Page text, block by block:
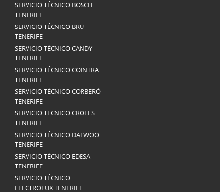
SERVICIO TÉCNICO BOSCH
TENERIFE
SERVICIO TÉCNICO BRU
TENERIFE
SERVICIO TÉCNICO CANDY
TENERIFE
SERVICIO TÉCNICO COINTRA
TENERIFE
SERVICIO TÉCNICO CORBERÓ
TENERIFE
SERVICIO TÉCNICO CROLLS
TENERIFE
SERVICIO TÉCNICO DAEWOO
TENERIFE
SERVICIO TÉCNICO EDESA
TENERIFE
SERVICIO TÉCNICO
ELECTROLUX TENERIFE